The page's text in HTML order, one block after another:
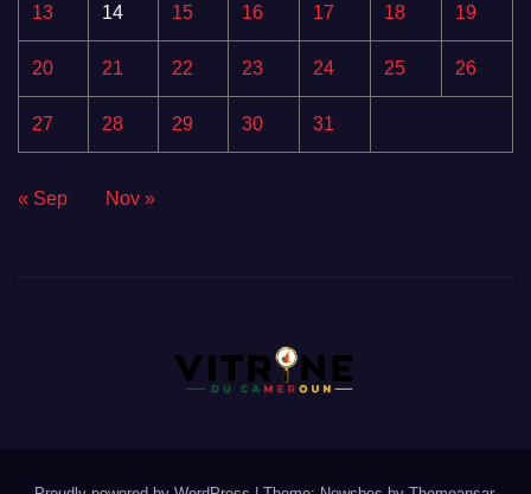
13 14 15 16 17 18 19
20 21 22 23 24 25 26
27 28 29 30 31
« Sep Nov »